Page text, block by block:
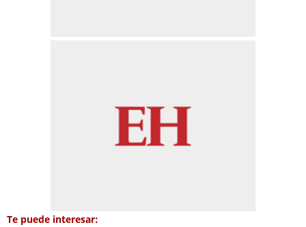
Te puede interesar: